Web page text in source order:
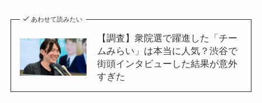
あわせて読みたい
【調査】衆院選で躍進した「チー
ムみらい」は本当に人気？渋谷で
街頭インタビューした結果が意外
すぎた